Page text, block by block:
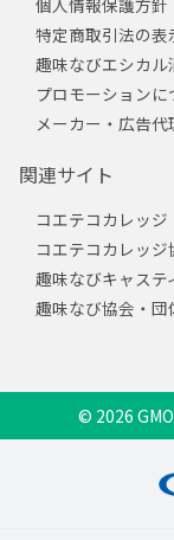
個人情報保護方針
特定商取引法の表
趣味なびエシカル
プロモーションに
メーカー・広告
関連サイト
コエテコカレッジ
コエテコカレッジ
趣味なびキャステ
趣味なび協会・団
© 2026